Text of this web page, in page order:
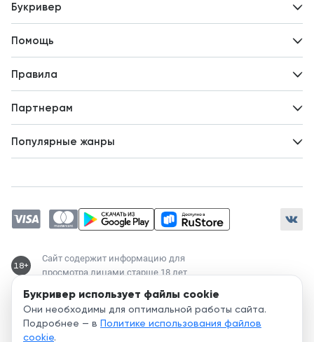
Букривер использует файлы cookie
Они необходимы для оптимальной работы сайта.
Подробнее — в Политике использования файлов
cookie.
Букривер
Новости
Помощь
Правила
Партнерам
Популярные жанры
Магические академии
Современный любовный роман
Любовное фэнтези
18+
Сайт содержит информацию для
просмотра лицами старше 18 лет
Служба поддержки:
support@bookriver.ru